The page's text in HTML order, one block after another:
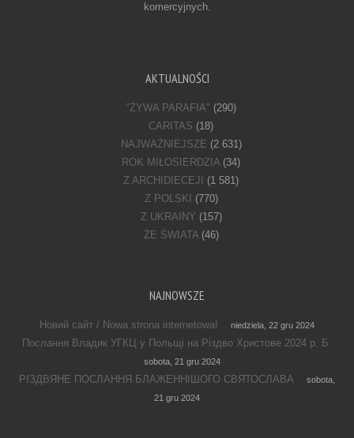
komercyjnych.
AKTUALNOŚCI
"ŻYWA PARAFIA" (290)
CARITAS (18)
NAJWAŻNIEJSZE (2 631)
ROK MIŁOSIERDZIA (34)
Z ARCHIDIECEJI (1 581)
Z POLSKI (770)
Z UKRAINY (157)
ZE ŚWIATA(46)
NAJNOWSZE
Новий сайт / Nowa strona internetowa! niedziela, 22 gru 2024
Послання Владик УГКЦ у Польщі на Різдво Христове 2024 р. Б.
sobota, 21 gru 2024
РІЗДВЯНЕ ПОСЛАННЯ БЛАЖЕННІШОГО СВЯТОСЛАВА
sobota,
21 gru 2024